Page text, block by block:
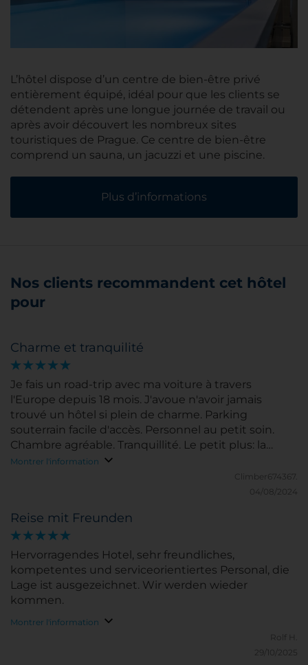
L’hôtel dispose d’un centre de bien-être privé
entièrement équipé, idéal pour que les clients se
détendent après une longue journée de travail ou
après avoir découvert les nombreux sites
touristiques de Prague. Ce centre de bien-être
comprend un sauna, un jacuzzi et une piscine.
Plus d’informations
Nos clients recommandent cet hôtel
pour
Charme et tranquilité
Je fais un road-trip avec ma voiture à travers
l'Europe depuis 18 mois. J'avoue n'avoir jamais
trouvé un hôtel si plein de charme. Parking
souterrain facile d'accès. Personnel au petit soin.
Chambre agréable. Tranquillité. Le petit plus: la
montée en funiculaire privé de l'hôtel.
Montrer l'information
Climber674367.
04/08/2024
Reise mit Freunden
Hervorragendes Hotel, sehr freundliches,
kompetentes und serviceorientiertes Personal, die
Lage ist ausgezeichnet. Wir werden wieder
kommen.
Montrer l'information
Rolf H.
29/10/2025